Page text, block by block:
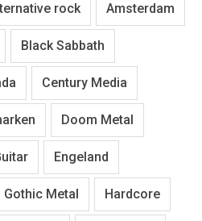
rock Amsterdam
Black Sabbath
Century Media
Doom Metal
Engeland
Gothic Metal Hardcore